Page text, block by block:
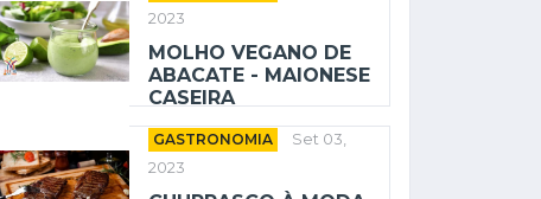
2023
MOLHO VEGANO DE
ABACATE - MAIONESE
CASEIRA
GASTRONOMIA
Set 03,
2023